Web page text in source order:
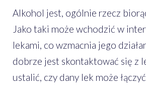
Alkohol jest, ogólnie rzecz
Jako taki może wchodzić w
lekami, co wzmacnia jego
dobrze jest skontaktować się z
ustalić, czy dany lek może